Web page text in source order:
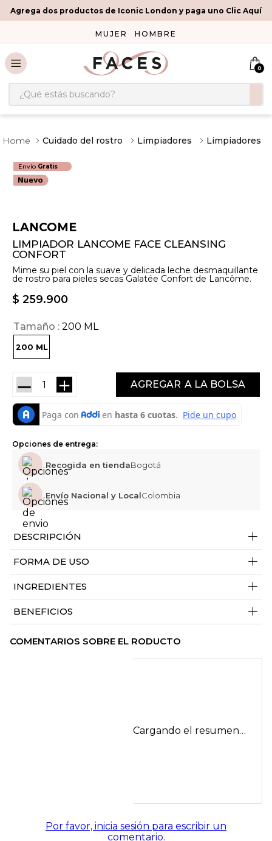
Agrega dos productos de Iconic London y paga uno Clic Aquí
MUJER HOMBRE
0
¿Qué estás buscando?
Cuidado del rostro Limpiadores Limpiadores
Envío Gratis
LANCOME
LIMPIADOR LANCOME FACE CLEANSING
CONFORT
Mime su piel con la suave y delicada leche desmaquillante
de rostro para pieles secas Galatée Confort de Lancôme.
$ 259.900
Tamaño 200 ML
200 ML
＋
－ AGREGAR
Opciones de entrega:
Recogida en tiendaBogotá
Envío Nacional y LocalColombia
DESCRIPCIÓN +
FORMA DE USO +
INGREDIENTES +
BENEFICIOS +
COMENTARIOS SOBRE EL RODUCTO
Cargando el resumen…
Por favor, inicia sesión para escribir un
comentario.